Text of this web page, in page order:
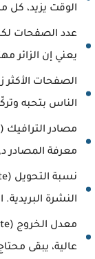
الوقت يزيد، كل
يعني إن الزائر
الصفحات الأكثر
الناس بتحبه
معرفة المصادر
النشرة
عالية، يبقى